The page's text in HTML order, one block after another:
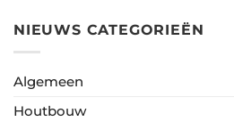
NIEUWS CATEGORIEËN
Algemeen
Houtbouw